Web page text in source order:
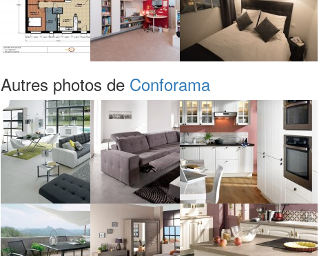
Autres photos de Conforama